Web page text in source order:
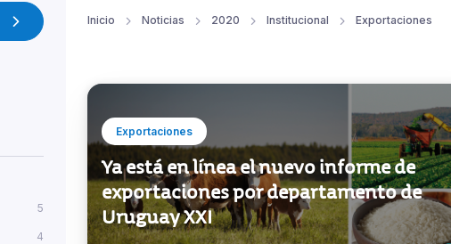
5
4
Inicio Noticias 2020 Institucional Exportaciones
Exportaciones
Ya está en línea el nuevo informe de
exportaciones por departamento de
Uruguay XXI